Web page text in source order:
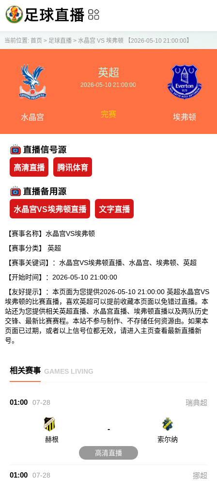
当前位置: 首页 > 足球直播> 水晶宫 VS 埃弗顿 【2026-05-10 21:00:00】
水晶宫
英超
2026-05-10 21:00:00
完赛 埃弗顿
高清直播 腾讯体育
水晶宫VS埃弗顿直播 文字直播
【赛事名称】水晶宫VS埃弗顿
【赛事分类】 英超
【赛事关键词】：水晶宫VS埃弗顿直播、水晶宫、埃弗顿、英超
【开始时间】：2026-05-10 21:00:00
【友好提示】：本页面为您提供2026-05-10 21:00:00 英超水晶宫VS
埃弗顿的比赛直播，喜欢英超可以提前收藏本页面以免错过直播。本
站还为您提供相关英超直播、水晶宫直播、埃弗顿直播以及两队历史
交锋、最新比赛赛程。本站不参与制作、不存储任何资源由。如果本
页面已过期，或者以上信号位都无效，请进入主页查看最新直播新
号。
相关赛事 GAMES LIVING
01:00 07-28 瑞典超
赫根
-
索尔纳
高清直播
01:00 07-28 挪超